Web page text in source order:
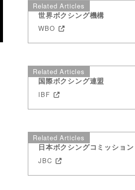
Related Articles
世界ボクシング機構
WBO
Related Articles
国際ボクシング連盟
IBF
Related Articles
日本ボクシングコミッション
JBC